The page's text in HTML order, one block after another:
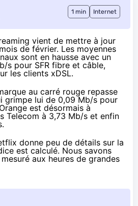
1 min Internet
vient de mettre à jour
de février. Les moyennes
sont en hausse avec un
s pour SFR fibre et câble,
les clients xDSL.
au carré rouge repasse
grimpe lui de 0,09 Mb/s pour
est désormais à
Telecom à 3,73 Mb/s et enfin
donne peu de détails sur la
est calculé. Nous savons
aux heures de grandes